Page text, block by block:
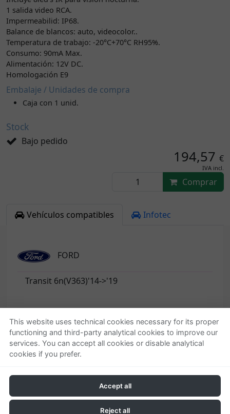
1 salida video RCA.
Impermeabilid: IP68.
Balance de blancos: auto, videocolor..
Temperatura de trabajo: -20°C+70°C RH95%.
Consumo: 90mA Max.
Alimentación: 12V DC.
Homologación E9
Embalaje / Unidades de compra
Caja con 1 unid.
Stock
Bajo pedido
194,57 €
IVA incl.
Comprar
Vehículos compatibles Infotec
FORD
Transit 6n(V363)'14->'19
Quienes somos
Empresa
Ayuda
Condiciones generales
Política de privacidad
Política de cookies
This website uses technical cookies necessary for its proper
functioning and third-party analytical cookies to improve our
services. You can accept all cookies or disable analytical
cookies if you prefer.
Accept all
Reject all